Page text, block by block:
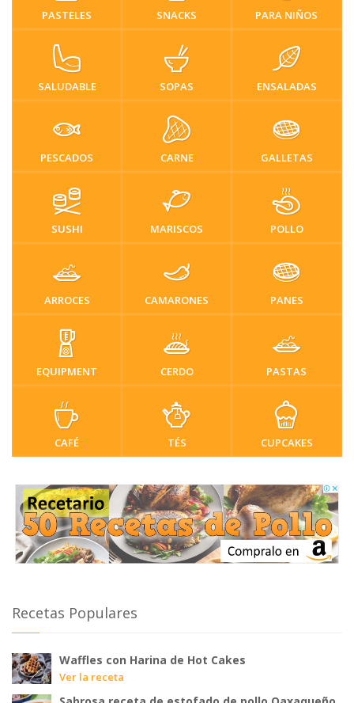
PASTELES SNACKS PARA NIÑOS
SALUDABLE SOPAS ENSALADAS
PESCADOS CARNE GALLETAS
SUSHI MARISCOS POLLO
ARROCES CAMARONES PANES
EQUIPMENT CERDO PASTAS
CAFÉ TÉS CUPCAKES
Recetas Populares
Waffles con Harina de Hot Cakes
Ver la receta